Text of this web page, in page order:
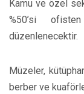
Kamu ve özel
%50’si
düzenlenecektir.
Müzeler,
berber ve